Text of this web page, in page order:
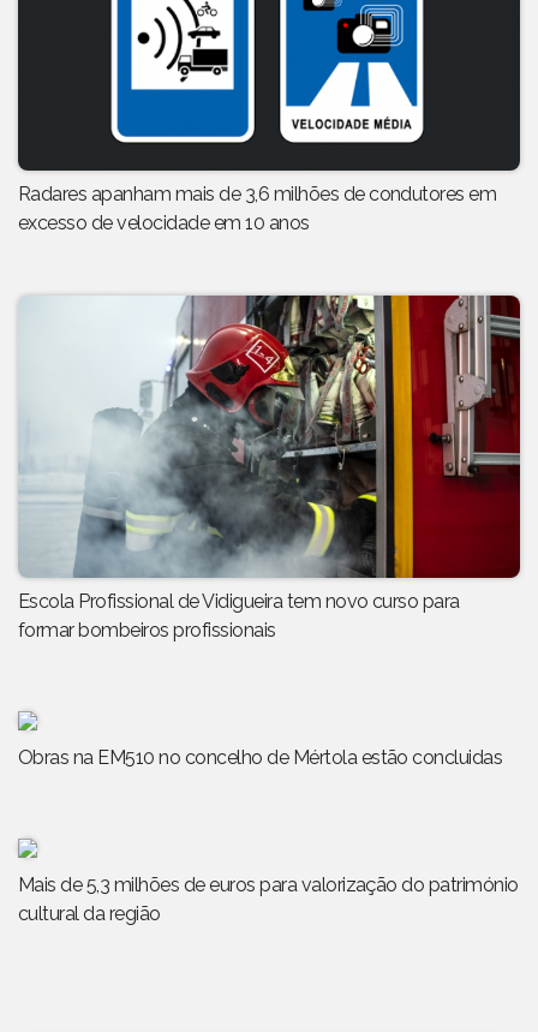
Radares apanham mais de 3,6 milhões de condutores em
excesso de velocidade em 10 anos
Escola Profissional de Vidigueira tem novo curso para
formar bombeiros profissionais
Obras na EM510 no concelho de Mértola estão concluidas
Mais de 5,3 milhões de euros para valorização do património
cultural da região